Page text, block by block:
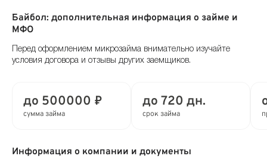
Байбол: дополнительная информация о займе и
МФО
Перед оформлением микрозайма внимательно изучайте
условия договора и отзывы других заемщиков.
до 500000 ₽
сумма займа
до 720 дн.
срок займа
Информация о компании и документы